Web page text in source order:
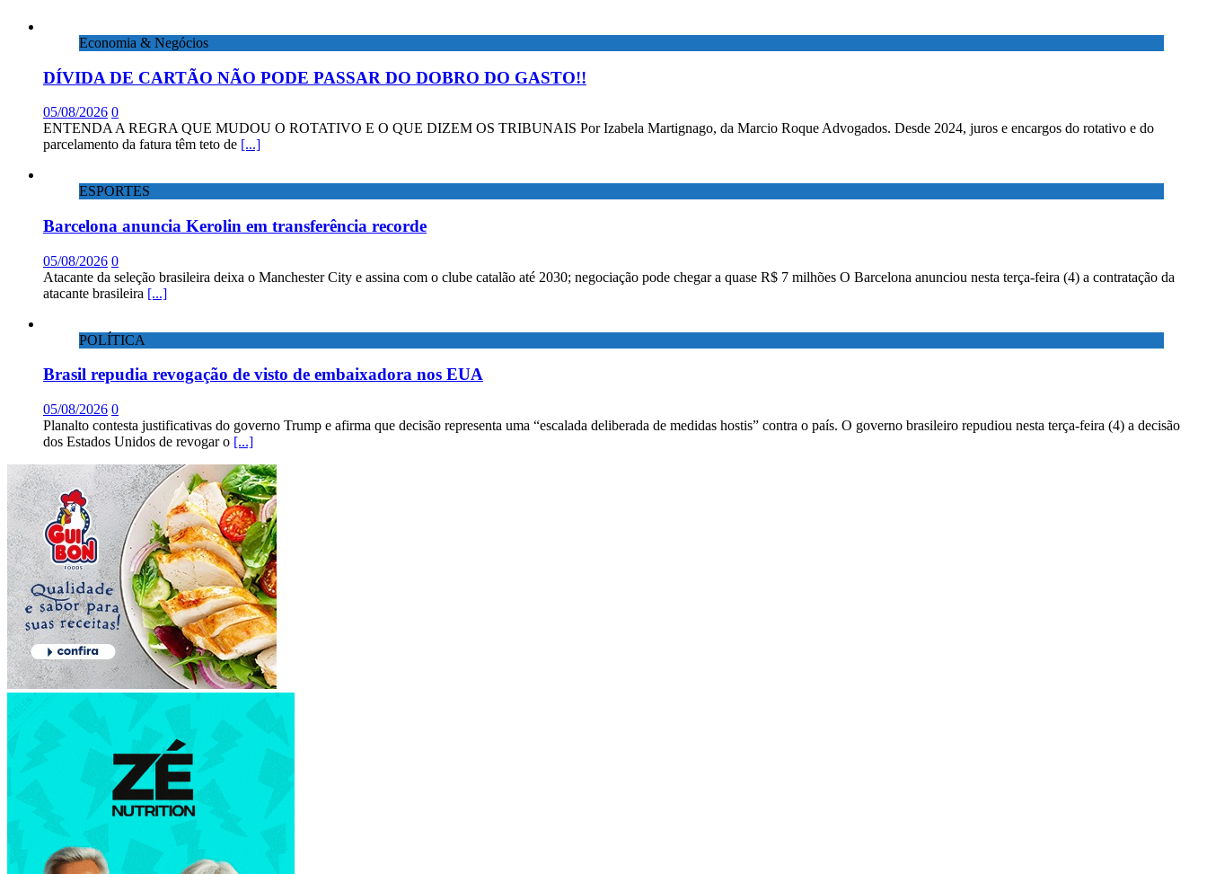
Economia & Negócios
DÍVIDA DE CARTÃO NÃO PODE PASSAR DO DOBRO DO GASTO!!
05/08/2026 0
ENTENDA A REGRA QUE MUDOU O ROTATIVO E O QUE DIZEM OS TRIBUNAIS Por Izabela Martignago, da Marcio Roque Advogados. Desde 2024, juros e encargos do rotativo e do
parcelamento da fatura têm teto de [...]
ESPORTES
Barcelona anuncia Kerolin em transferência recorde
05/08/2026 0
Atacante da seleção brasileira deixa o Manchester City e assina com o clube catalão até 2030; negociação pode chegar a quase R$ 7 milhões O Barcelona anunciou nesta terça-feira (4) a contratação da
atacante brasileira [...]
POLÍTICA
Brasil repudia revogação de visto de embaixadora nos EUA
05/08/2026 0
Planalto contesta justificativas do governo Trump e afirma que decisão representa uma “escalada deliberada de medidas hostis” contra o país. O governo brasileiro repudiou nesta terça-feira (4) a decisão
dos Estados Unidos de revogar o [...]